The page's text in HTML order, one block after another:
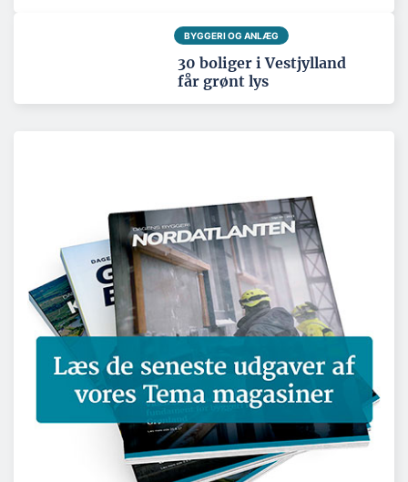
BYGGERI OG ANLÆG
30 boliger i Vestjylland
får grønt lys